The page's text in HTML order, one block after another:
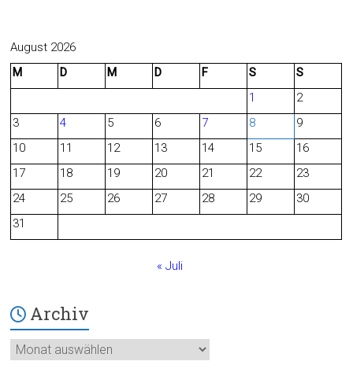
c
b
o
August 2026
M
D M D F S
S
1
2
3
4 5 6 7 8
9
10
11 12 13 14 15
16
17
18 19 20 21 22
23
24
25 26 27 28 29
30
31
« Juli
Archiv
Archiv